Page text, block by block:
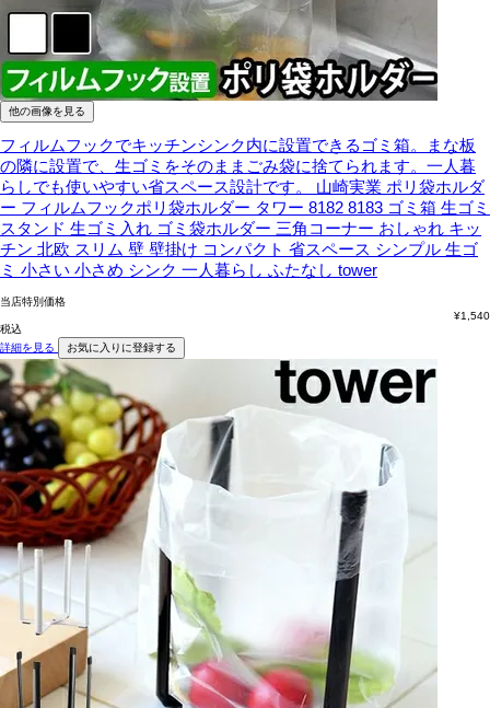
他の画像を見る
フィルムフックでキッチンシンク内に設置できるゴミ箱。まな板
の隣に設置で、生ゴミをそのままごみ袋に捨てられます。一人暮
らしでも使いやすい省スペース設計です。
山崎実業 ポリ袋ホルダ
ー フィルムフックポリ袋ホルダー タワー 8182 8183 ゴミ箱 生ゴミ
スタンド 生ゴミ入れ ゴミ袋ホルダー 三角コーナー おしゃれ キッ
チン 北欧 スリム 壁 壁掛け コンパクト 省スペース シンプル 生ゴ
ミ 小さい 小さめ シンク 一人暮らし ふたなし tower
当店特別価格
¥1,540
税込
詳細を見る
お気に入りに登録する